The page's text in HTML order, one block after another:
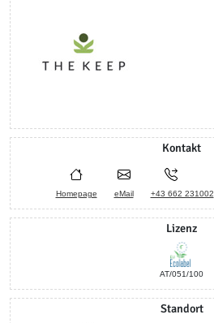
Kontakt
Homepage eMail +43 662 231002
Lizenz
AT/051/100
Standort